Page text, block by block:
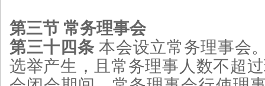
第三节 常务理事会
第三十四条 本会设立常务理事会
选举产生，且常务理事人数不超